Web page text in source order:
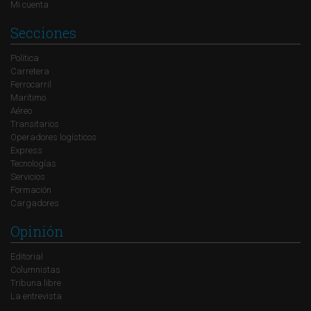
Mi cuenta
Secciones
Política
Carretera
Ferrocarril
Marítimo
Aéreo
Transitarios
Operadores logísticos
Express
Tecnologías
Servicios
Formación
Cargadores
Opinión
Editorial
Columnistas
Tribuna libre
La entrevista